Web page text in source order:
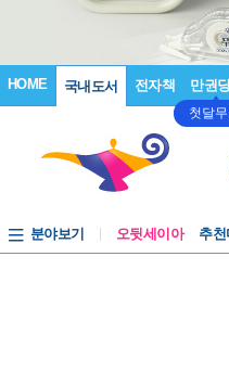
HOME 국내도서 전자책 만권
첫달
분야보기 오뒷세이아 추